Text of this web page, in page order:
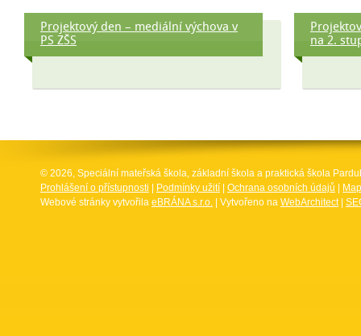
Projektový den – mediální výchova v
PS ZŠS
na 2.
© 2026, Speciální mateřská škola, základní škola a praktická škola
Prohlášení o přístupnosti
Podmínky užití Ochrana osobních údajů
Webové stránky vytvořila eBRÁNA s.r.o. | Vytvořeno na WebArchitect|